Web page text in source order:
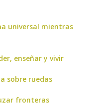
universal mientras
enseñar y vivir
sobre ruedas
fronteras